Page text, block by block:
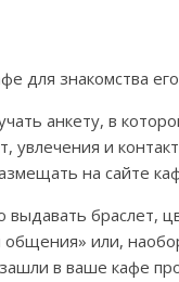
для знакомства
анкету, в
увлечения и
на сайте
браслет,
или,
в ваше кафе